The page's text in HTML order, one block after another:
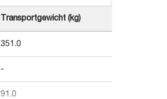
Transportgewicht (kg)
351.0
-
91.0